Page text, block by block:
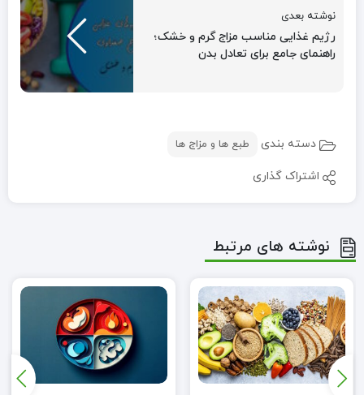
نوشته بعدی
رژیم غذایی مناسب مزاج گرم و خشک؛
راهنمای جامع برای تعادل بدن
دسته بندی طبع ها و مزاج ها
اشتراک گذاری
نوشته های مرتبط